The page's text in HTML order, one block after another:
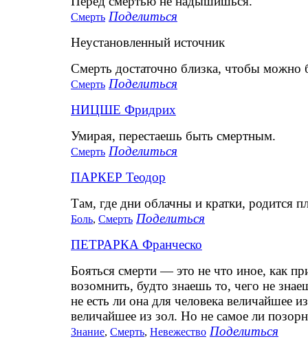
Смерть Поделиться
Неустановленный источник
Смерть достаточно близка, чтобы можно
Смерть Поделиться
НИЦШЕ Фридрих
Умирая, перестаешь быть смертным.
Смерть Поделиться
ПАРКЕР Теодор
Там, где дни облачны и кратки, родится
Боль, Смерть Поделиться
ПЕТРАРКА Франческо
Бояться смерти — это не что иное, как
возомнить, будто знаешь то, чего не
не есть ли она для человека величайшее
величайшее из зол. Но не самое ли
Знание, Смерть, Невежество Поделиться